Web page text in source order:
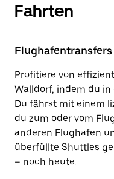
Fahrten
Flughafentransfers
Profitiere von
Walldorf, indem du in
Du fährst mit einem
du zum oder vom
anderen Flughafen
überfüllte Shuttles
– noch heute.